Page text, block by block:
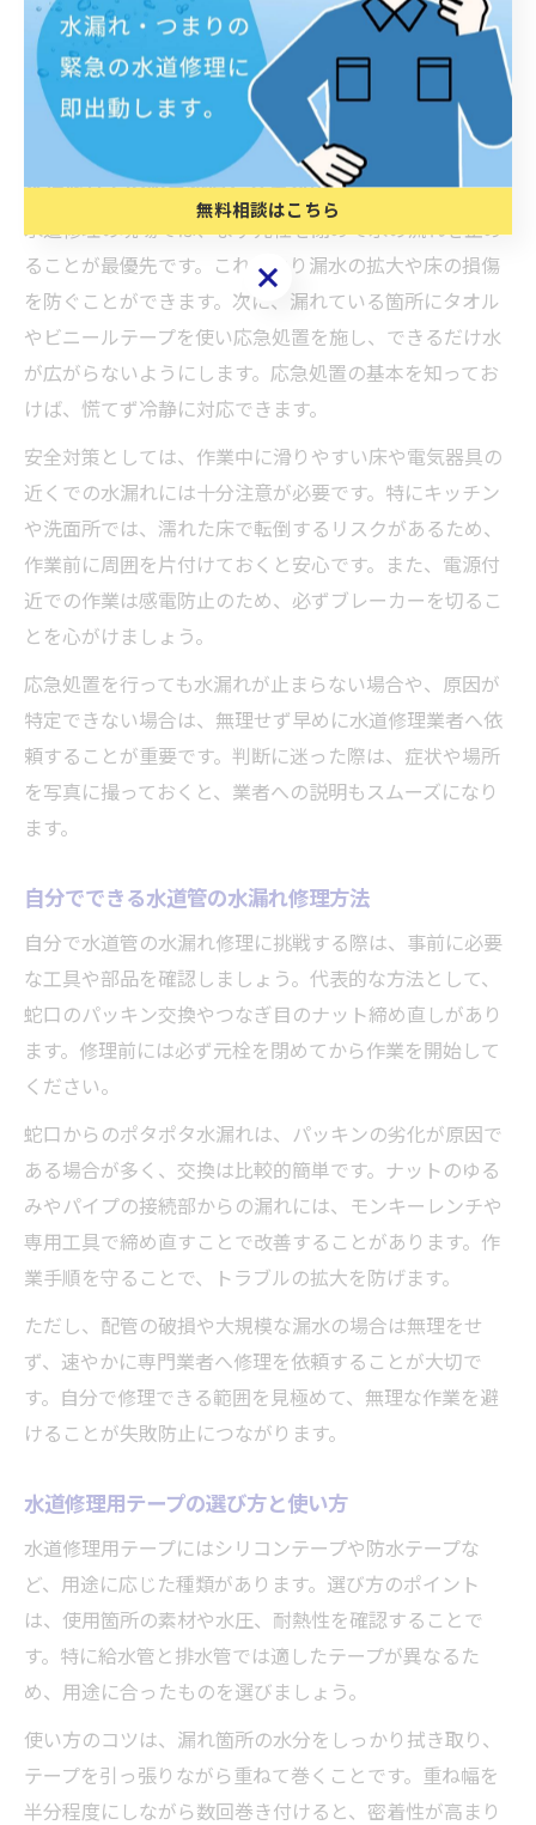
本的な修理が必要な場合は早めに専門業者へ相談するこ
とをおすすめします。特に亀裂が大きい場合や水圧が高
い箇所では、テープのみの対応では再発リスクが高いた
め注意が必要です。
水道修理での応急処置と安全対策
水道修理の現場では、まず元栓を閉めて水の流れを止め
ることが最優先です。これにより漏水の拡大や床の損傷
を防ぐことができます。次に、漏れている箇所にタオル
やビニールテープを使い応急処置を施し、できるだけ水
が広がらないようにします。応急処置の基本を知ってお
けば、慌てず冷静に対応できます。
安全対策としては、作業中に滑りやすい床や電気器具の
近くでの水漏れには十分注意が必要です。特にキッチン
や洗面所では、濡れた床で転倒するリスクがあるため、
作業前に周囲を片付けておくと安心です。また、電源付
近での作業は感電防止のため、必ずブレーカーを切るこ
とを心がけましょう。
応急処置を行っても水漏れが止まらない場合や、原因が
特定できない場合は、無理せず早めに水道修理業者へ依
頼することが重要です。判断に迷った際は、症状や場所
を写真に撮っておくと、業者への説明もスムーズになり
ます。
自分でできる水道管の水漏れ修理方法
自分で水道管の水漏れ修理に挑戦する際は、事前に必要
な工具や部品を確認しましょう。代表的な方法として、
蛇口のパッキン交換やつなぎ目のナット締め直しがあり
ます。修理前には必ず元栓を閉めてから作業を開始して
ください。
蛇口からのポタポタ水漏れは、パッキンの劣化が原因で
ある場合が多く、交換は比較的簡単です。ナットのゆる
みやパイプの接続部からの漏れには、モンキーレンチや
専用工具で締め直すことで改善することがあります。作
業手順を守ることで、トラブルの拡大を防げます。
ただし、配管の破損や大規模な漏水の場合は無理をせ
ず、速やかに専門業者へ修理を依頼することが大切で
す。自分で修理できる範囲を見極めて、無理な作業を避
けることが失敗防止につながります。
水道修理用テープの選び方と使い方
水道修理用テープにはシリコンテープや防水テープな
ど、用途に応じた種類があります。選び方のポイント
は、使用箇所の素材や水圧、耐熱性を確認することで
す。特に給水管と排水管では適したテープが異なるた
め、用途に合ったものを選びましょう。
使い方のコツは、漏れ箇所の水分をしっかり拭き取り、
テープを引っ張りながら重ねて巻くことです。重ね幅を
半分程度にしながら数回巻き付けると、密着性が高まり
無料相談はこちら
無料相談はこちら